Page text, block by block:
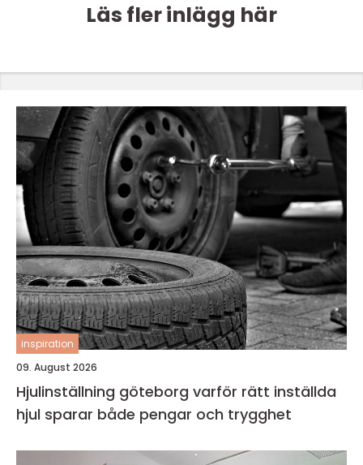
Läs fler inlägg här
inspiration
09. August 2026
Hjulinställning göteborg varför rätt inställda
hjul sparar både pengar och trygghet